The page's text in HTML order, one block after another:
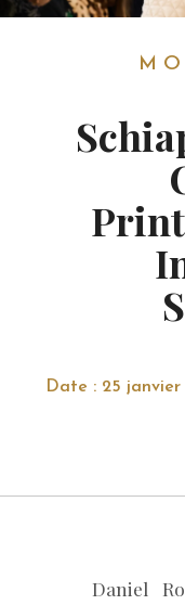
Date : 25 janvier
Daniel